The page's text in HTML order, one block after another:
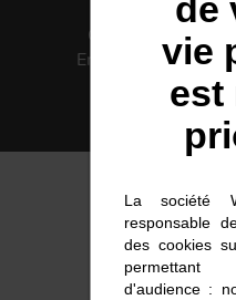
Certification
Environnement
ISO 14001
vie
est
La société
responsable
des cookies
d'audience :